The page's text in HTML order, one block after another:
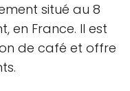
situé au 8
en France. Il est
de café et offre